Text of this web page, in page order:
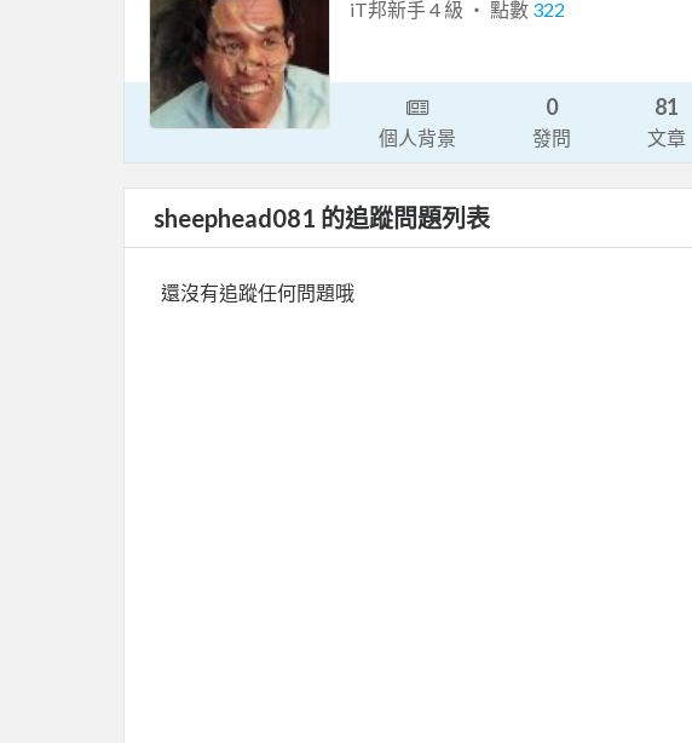
iT邦新手 4 級 ‧ 點數 322
個人背景
0
發問
81
文章
sheephead081 的追蹤問題列表
還沒有追蹤任何問題哦